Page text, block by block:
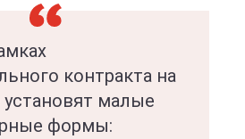
контракта на
малые
формы: